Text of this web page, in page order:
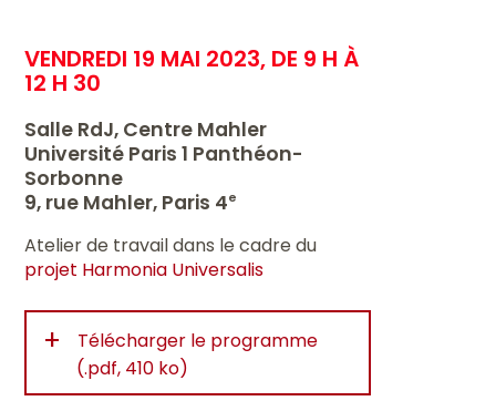
VENDREDI 19 MAI 2023, DE 9 H À
12 H 30
Salle RdJ, Centre Mahler
Université Paris 1 Panthéon-
Sorbonne
9, rue Mahler, Paris 4e
Atelier de travail dans le cadre du
projet Harmonia Universalis
+
Télécharger le programme
(.pdf, 410 ko)